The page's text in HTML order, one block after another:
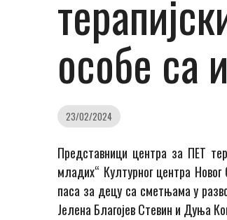
особе са
23/02/2024
Представници центра за ПЕТ
младих“ Културног центра
паса за децу са сметњама у
Јелена Благојев Стевин и Дуња